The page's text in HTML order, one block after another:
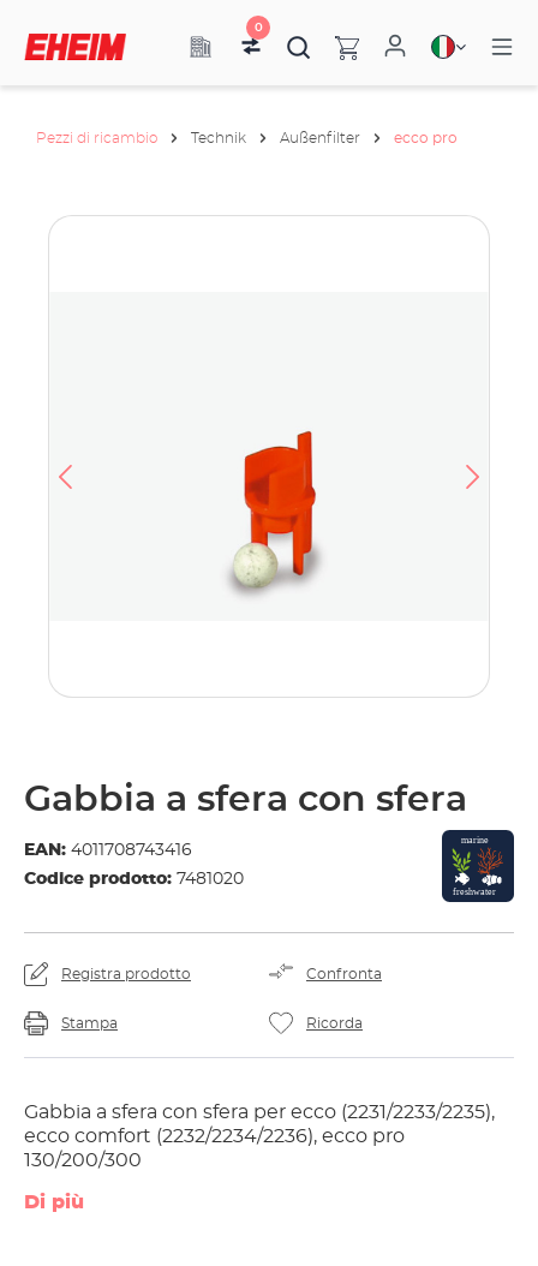
0
Pezzi di ricambio Technik Außenfilter ecco pro
Gabbia a sfera con sfera
EAN: 4011708743416
Codice prodotto: 7481020
Registra prodotto Confronta
Stampa Ricorda
Gabbia a sfera con sfera per ecco (2231/2233/2235),
ecco comfort (2232/2234/2236), ecco pro
130/200/300
Di più